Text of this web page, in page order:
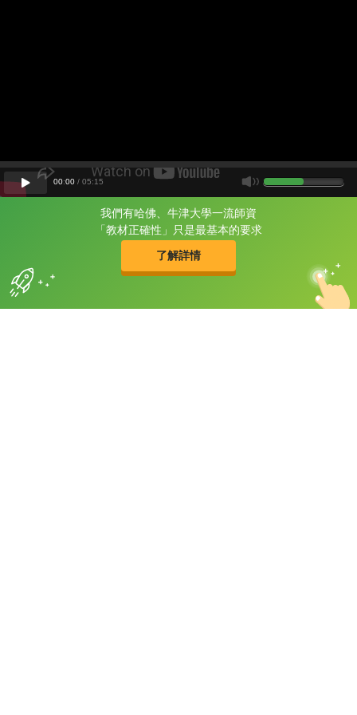
我們有哈佛、牛津大學一流師資
「教材正確性」只是最基本的要求
了解詳情
片尾有
攻其不背
的品牌故事
00:00 / 05:15